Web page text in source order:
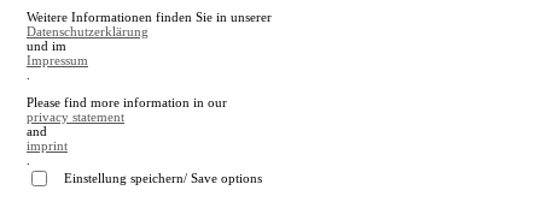
A
A
Weitere Informationen finden Sie in unserer
Datenschutzerklärung
und im
Impressum
Please find more information in our
privacy statement
and
imprint
Einstellung speichern/ Save options